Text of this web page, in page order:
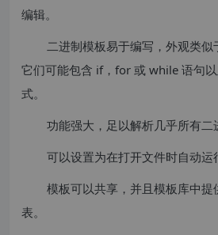
编辑。
二进制模板易于编写，外观类似
它们可能包含 if，for 或 while 语句
式。
功能强大，足以解析几乎所有二
可以设置为在打开文件时自动运
模板可以共享，并且模板库中
表。